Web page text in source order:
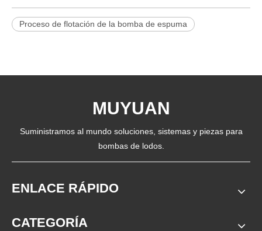
Proceso de flotación de la bomba de espuma
MUYUAN
Suministramos al mundo soluciones, sistemas y piezas para
bombas de lodos.
ENLACE RÁPIDO
CATEGORÍA